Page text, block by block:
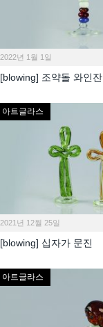
2022년 1월 1일
[blowing] 조약돌 와인잔
아트글라스
2021년 12월 25일
[blowing] 십자가 문진
아트글라스